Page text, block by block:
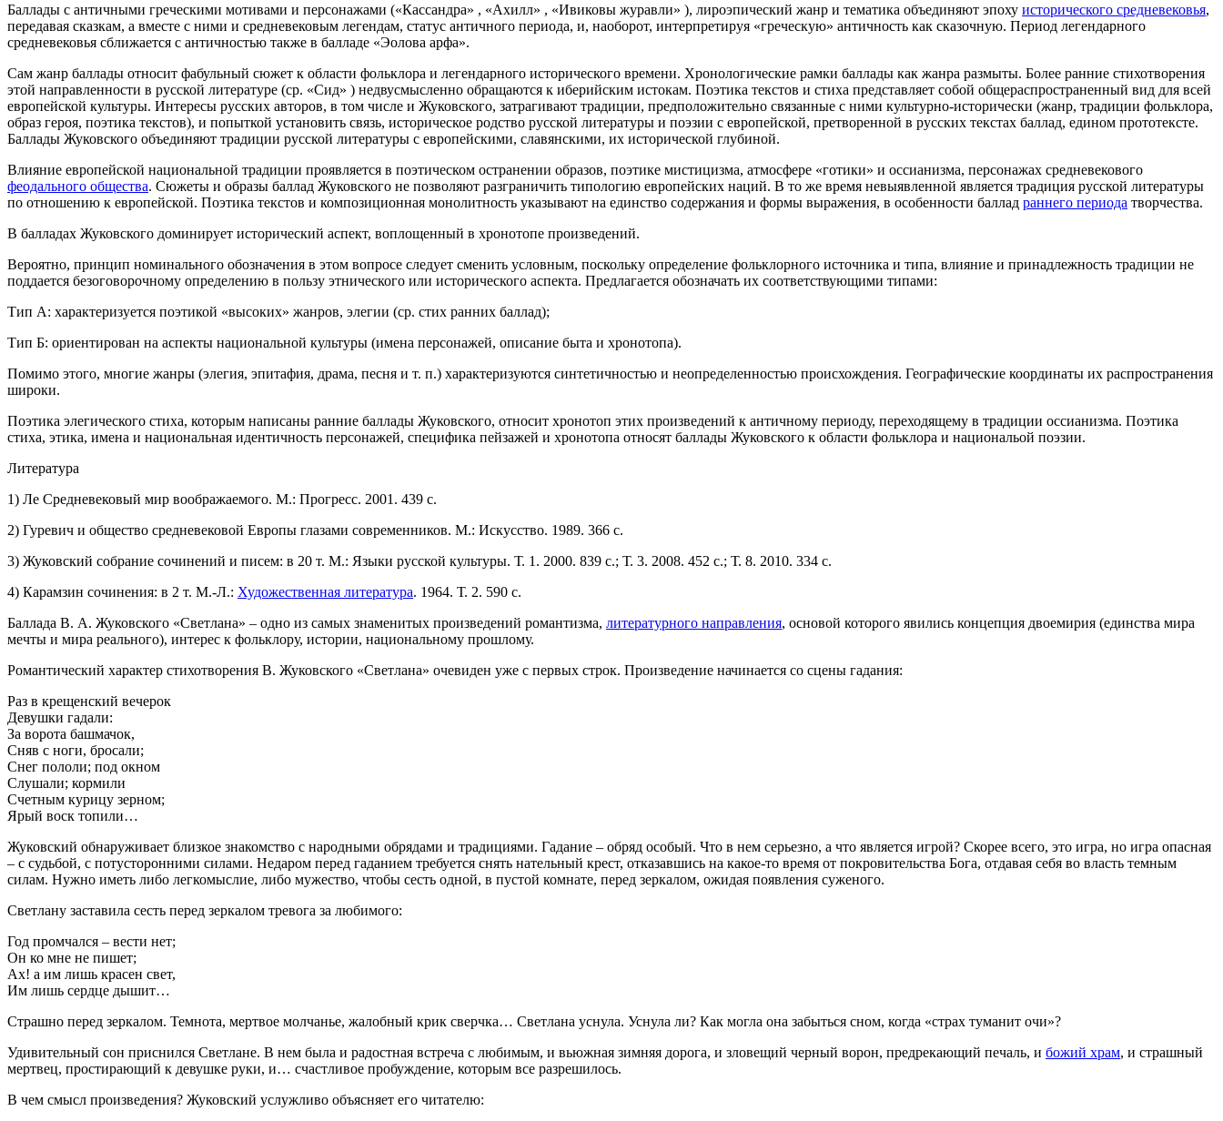
Баллады с античными греческими мотивами и персонажами («Кассандра» , «Ахилл» , «Ивиковы журавли» ), лироэпический жанр и тематика объединяют эпоху исторического средневековья,
передавая сказкам, а вместе с ними и средневековым легендам, статус античного периода, и, наоборот, интерпретируя «греческую» античность как сказочную. Период легендарного
средневековья сближается с античностью также в балладе «Эолова арфа».
Сам жанр баллады относит фабульный сюжет к области фольклора и легендарного исторического времени. Хронологические рамки баллады как жанра размыты. Более ранние стихотворения
этой направленности в русской литературе (ср. «Сид» ) недвусмысленно обращаются к иберийским истокам. Поэтика текстов и стиха представляет собой общераспространенный вид для всей
европейской культуры. Интересы русских авторов, в том числе и Жуковского, затрагивают традиции, предположительно связанные с ними культурно-исторически (жанр, традиции фольклора,
образ героя, поэтика текстов), и попыткой установить связь, историческое родство русской литературы и поэзии с европейской, претворенной в русских текстах баллад, едином прототексте.
Баллады Жуковского объединяют традиции русской литературы с европейскими, славянскими, их исторической глубиной.
Влияние европейской национальной традиции проявляется в поэтическом остранении образов, поэтике мистицизма, атмосфере «готики» и оссианизма, персонажах средневекового
феодального общества. Сюжеты и образы баллад Жуковского не позволяют разграничить типологию европейских наций. В то же время невыявленной является традиция русской литературы
по отношению к европейской. Поэтика текстов и композиционная монолитность указывают на единство содержания и формы выражения, в особенности баллад раннего периода творчества.
В балладах Жуковского доминирует исторический аспект, воплощенный в хронотопе произведений.
Вероятно, принцип номинального обозначения в этом вопросе следует сменить условным, поскольку определение фольклорного источника и типа, влияние и принадлежность традиции не
поддается безоговорочному определению в пользу этнического или исторического аспекта. Предлагается обозначать их соответствующими типами:
Тип А: характеризуется поэтикой «высоких» жанров, элегии (ср. стих ранних баллад);
Тип Б: ориентирован на аспекты национальной культуры (имена персонажей, описание быта и хронотопа).
Помимо этого, многие жанры (элегия, эпитафия, драма, песня и т. п.) характеризуются синтетичностью и неопределенностью происхождения. Географические координаты их распространения
широки.
Поэтика элегического стиха, которым написаны ранние баллады Жуковского, относит хронотоп этих произведений к античному периоду, переходящему в традиции оссианизма. Поэтика
стиха, этика, имена и национальная идентичность персонажей, специфика пейзажей и хронотопа относят баллады Жуковского к области фольклора и национальой поэзии.
Литература
1) Ле Средневековый мир воображаемого. М.: Прогресс. 2001. 439 с.
2) Гуревич и общество средневековой Европы глазами современников. М.: Искусство. 1989. 366 с.
3) Жуковский собрание сочинений и писем: в 20 т. М.: Языки русской культуры. Т. 1. 2000. 839 с.; Т. 3. 2008. 452 с.; Т. 8. 2010. 334 с.
4) Карамзин сочинения: в 2 т. М.-Л.: Художественная литература. 1964. Т. 2. 590 с.
Баллада В. А. Жуковского «Светлана» – одно из самых знаменитых произведений романтизма, литературного направления, основой которого явились концепция двоемирия (единства мира
мечты и мира реального), интерес к фольклору, истории, национальному прошлому.
Романтический характер стихотворения В. Жуковского «Светлана» очевиден уже с первых строк. Произведение начинается со сцены гадания:
Раз в крещенский вечерок
Девушки гадали:
За ворота башмачок,
Сняв с ноги, бросали;
Снег пололи; под окном
Слушали; кормили
Счетным курицу зерном;
Ярый воск топили…
Жуковский обнаруживает близкое знакомство с народными обрядами и традициями. Гадание – обряд особый. Что в нем серьезно, а что является игрой? Скорее всего, это игра, но игра опасная
– с судьбой, с потусторонними силами. Недаром перед гаданием требуется снять нательный крест, отказавшись на какое-то время от покровительства Бога, отдавая себя во власть темным
силам. Нужно иметь либо легкомыслие, либо мужество, чтобы сесть одной, в пустой комнате, перед зеркалом, ожидая появления суженого.
Светлану заставила сесть перед зеркалом тревога за любимого:
Год промчался – вести нет;
Он ко мне не пишет;
Ах! а им лишь красен свет,
Им лишь сердце дышит…
Страшно перед зеркалом. Темнота, мертвое молчанье, жалобный крик сверчка… Светлана уснула. Уснула ли? Как могла она забыться сном, когда «страх туманит очи»?
Удивительный сон приснился Светлане. В нем была и радостная встреча с любимым, и вьюжная зимняя дорога, и зловещий черный ворон, предрекающий печаль, и божий храм, и страшный
мертвец, простирающий к девушке руки, и… счастливое пробуждение, которым все разрешилось.
В чем смысл произведения? Жуковский услужливо объясняет его читателю: